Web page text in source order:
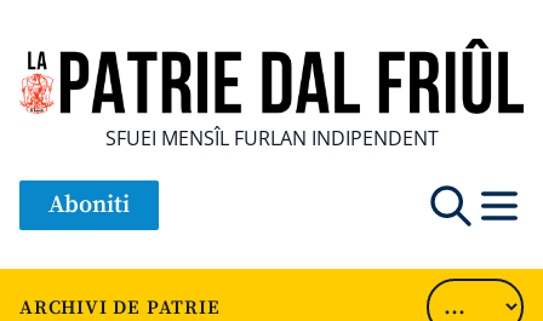
SFUEI MENSÎL FURLAN INDIPENDENT
Aboniti
ARCHIVI DE PATRIE